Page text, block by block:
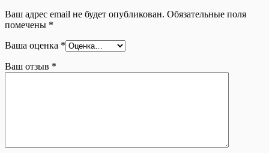
Ваш адрес email не будет опубликован. Обязательные поля
помечены *
Ваша оценка *
Ваш отзыв *